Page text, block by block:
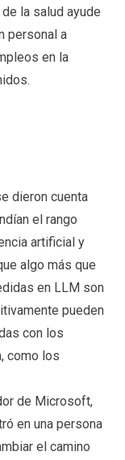
la salud ayude
personal a
en la
dieron cuenta
el rango
artificial y
algo más que
en LLM son
pueden
con los
como los
de Microsoft,
en una persona
el camino